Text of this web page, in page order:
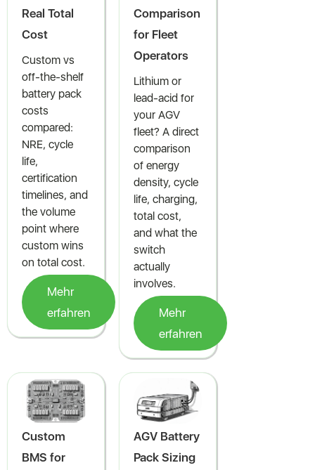
Real Total
Cost
Custom vs
off-the-shelf
battery pack
costs
compared:
NRE, cycle
life,
certification
timelines, and
the volume
point where
custom wins
on total cost.
Mehr
erfahren
Comparison
for Fleet
Operators
Lithium or
lead-acid for
your AGV
fleet? A direct
comparison
of energy
density, cycle
life, charging,
total cost,
and what the
switch
actually
involves.
Mehr
erfahren
Custom
BMS for
AGV Battery
Pack Sizing